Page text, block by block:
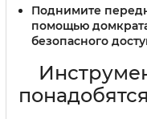
Поднимите
помощью
безопасного
понадобятся